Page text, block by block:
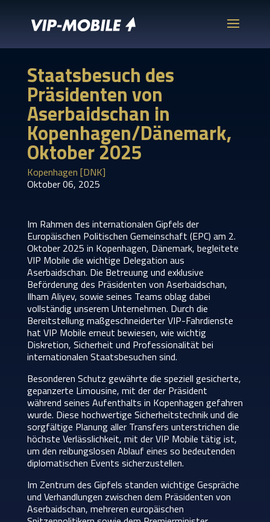
Staatsbesuch des
Präsidenten von
Aserbaidschan in
Kopenhagen/Dänemark,
Oktober 2025
Kopenhagen [DNK]
Oktober 06, 2025
Im Rahmen des internationalen Gipfels der
Europäischen Politischen Gemeinschaft (EPC) am 2.
Oktober 2025 in Kopenhagen, Dänemark, begleitete
VIP Mobile die wichtige Delegation aus
Aserbaidschan. Die Betreuung und exklusive
Beförderung des Präsidenten von Aserbaidschan,
Ilham Aliyev, sowie seines Teams oblag dabei
vollständig unserem Unternehmen. Durch die
Bereitstellung maßgeschneiderter VIP-Fahrdienste
hat VIP Mobile erneut bewiesen, wie wichtig
Diskretion, Sicherheit und Professionalität bei
internationalen Staatsbesuchen sind.
Besonderen Schutz gewährte die speziell gesicherte,
gepanzerte Limousine, mit der der Präsident
während seines Aufenthalts in Kopenhagen gefahren
wurde. Diese hochwertige Sicherheitstechnik und die
sorgfältige Planung aller Transfers unterstrichen die
höchste Verlässlichkeit, mit der VIP Mobile tätig ist,
um den reibungslosen Ablauf eines so bedeutenden
diplomatischen Events sicherzustellen.
Im Zentrum des Gipfels standen wichtige Gespräche
und Verhandlungen zwischen dem Präsidenten von
Aserbaidschan, mehreren europäischen